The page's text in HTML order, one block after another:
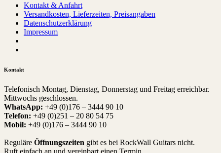
Kontakt & Anfahrt
Versandkosten, Lieferzeiten, Preisangaben
Datenschutzerklärung
Impressum
Kontakt
Telefonisch Montag, Dienstag, Donnerstag und Freitag erreichbar.
Mittwochs geschlossen.
WhatsApp: +49 (0)176 – 3444 90 10
Telefon: +49 (0)251 – 20 80 54 75
Mobil: +49 (0)176 – 3444 90 10
Reguläre Öffnungszeiten gibt es bei RockWall Guitars nicht.
Ruft einfach an und vereinbart einen Termin.